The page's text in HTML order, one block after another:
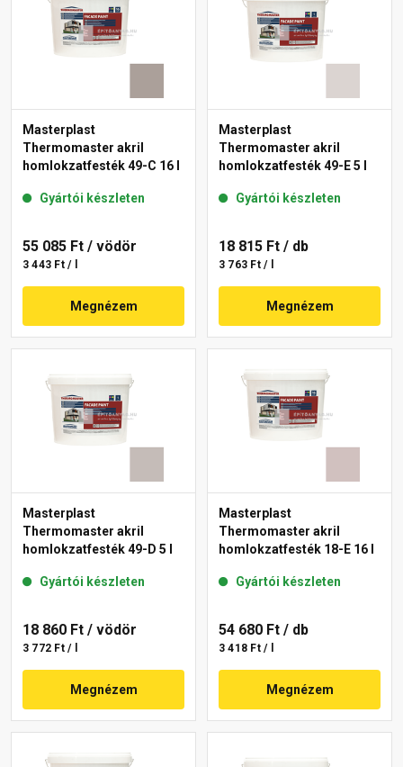
Masterplast
Thermomaster akril
homlokzatfesték 49-C 16 l
Gyártói készleten
55 085 Ft / vödör
3 443 Ft / l
Megnézem
Masterplast
Thermomaster akril
homlokzatfesték 49-E 5 l
Gyártói készleten
18 815 Ft / db
3 763 Ft / l
Megnézem
Masterplast
Thermomaster akril
homlokzatfesték 49-D 5 l
Gyártói készleten
18 860 Ft / vödör
3 772 Ft / l
Megnézem
Masterplast
Thermomaster akril
homlokzatfesték 18-E 16 l
Gyártói készleten
54 680 Ft / db
3 418 Ft / l
Megnézem